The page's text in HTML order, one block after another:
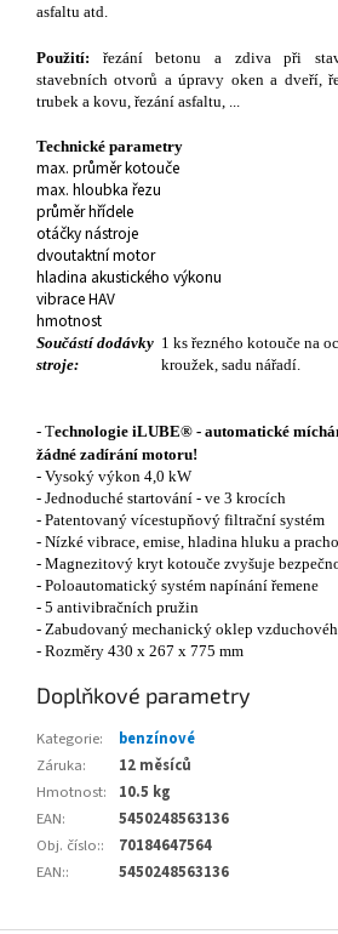
asfaltu atd.
Použití: řezání betonu a zdiva při
stavebních otvorů a úpravy oken a dveří,
trubek a kovu, řezání asfaltu, ...
Technické parametry
max. průměr kotouče
max. hloubka řezu
průměr hřídele
otáčky nástroje
dvoutaktní motor
hladina akustického výkonu
vibrace HAV
hmotnost
Součástí dodávky
stroje:
1 ks řezného kotouče na
kroužek, sadu nářadí.
- Technologie iLUBE® - automatické
žádné zadírání motoru!
- Vysoký výkon 4,0 kW
- Jednoduché startování - ve 3 krocích
- Patentovaný vícestupňový filtrační systém
- Nízké vibrace, emise, hladina hluku a
- Magnezitový kryt kotouče zvyšuje
- Poloautomatický systém napínání řemene
- 5 antivibračních pružin
- Zabudovaný mechanický oklep
- Rozměry 430 x 267 x 775 mm
Doplňkové parametry
Kategorie:
benzínové
Záruka:
12 měsíců
Hmotnost:
10.5 kg
EAN:
5450248563136
Obj. číslo::
70184647564
EAN:: 5450248563136